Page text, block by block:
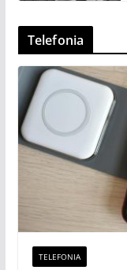
Telefonia
TELEFONIA